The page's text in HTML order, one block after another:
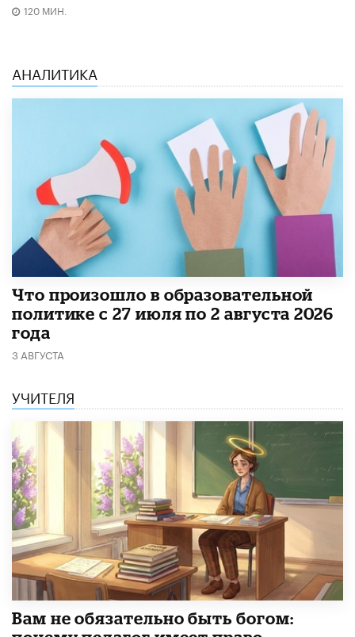
120 МИН.
АНАЛИТИКА
​Что произошло в образовательной
политике с 27 июля по 2 августа 2026
года
3 АВГУСТА
УЧИТЕЛЯ
​Вам не обязательно быть богом: